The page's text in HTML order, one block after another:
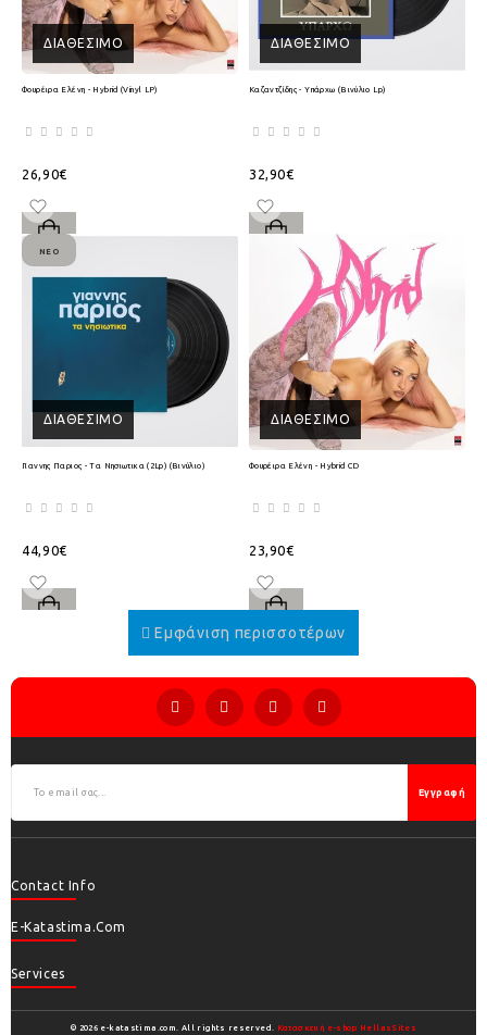
ΔΙΑΘΈΣΙΜΟ
Φουρέιρα Ελένη - Hybrid (Vinyl LP)
26,90€
ΔΙΑΘΈΣΙΜΟ
Καζαντζίδης - Υπάρχω (Βινύλιο Lp)
32,90€
ΔΙΑΘΈΣΙΜΟ
ΝΈΟ
Γιαννης Παριος - Τα Νησιωτικα (2Lp) (Βινύλιο)
44,90€
ΔΙΑΘΈΣΙΜΟ
Φουρέιρα Ελένη - Hybrid CD
23,90€
Εγγραφή
Contact Info
E-Katastima.com
Services
© 2026 e-katastima.com. All rights reserved. Κατασκευή e-shop HellasSites